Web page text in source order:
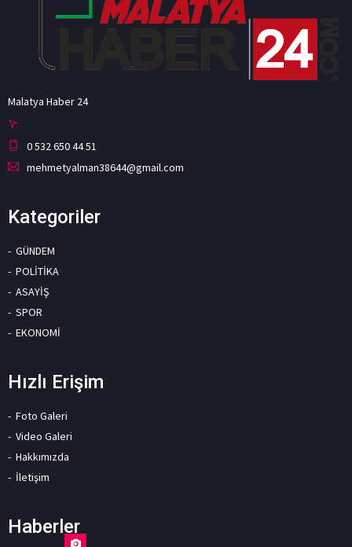
Malatya Haber 24
0 532 650 44 51
mehmetyalman38644@gmail.com
Kategoriler
GÜNDEM
POLİTİKA
ASAYİŞ
SPOR
EKONOMİ
Hızlı Erişim
Foto Galeri
Video Galeri
Hakkımızda
İletişim
Haberler